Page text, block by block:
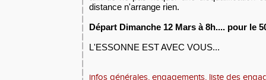
distance n'arrange rien.
Départ Dimanche 12 Mars à 8h.... pour le
L'ESSONNE EST AVEC VOUS...
infos générales, engagements, liste des